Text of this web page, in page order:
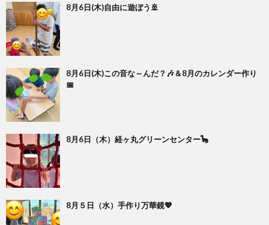
8月6日(木)自由に遊ぼう🚢
8月6日(木)この音な～んだ？🎶＆8月のカレンダー作り
📅
8月6日（木）経ヶ丸グリーンセンター🦕
8月５日（水）手作り万華鏡💖